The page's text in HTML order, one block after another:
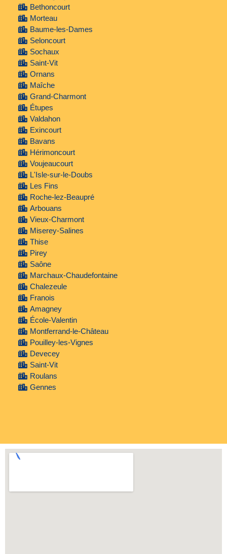
Bethoncourt
Morteau
Baume-les-Dames
Seloncourt
Sochaux
Saint-Vit
Ornans
Maîche
Grand-Charmont
Étupes
Valdahon
Exincourt
Bavans
Hérimoncourt
Voujeaucourt
L'Isle-sur-le-Doubs
Les Fins
Roche-lez-Beaupré
Arbouans
Vieux-Charmont
Miserey-Salines
Thise
Pirey
Saône
Marchaux-Chaudefontaine
Chalezeule
Franois
Amagney
École-Valentin
Montferrand-le-Château
Pouilley-les-Vignes
Devecey
Saint-Vit
Roulans
Gennes